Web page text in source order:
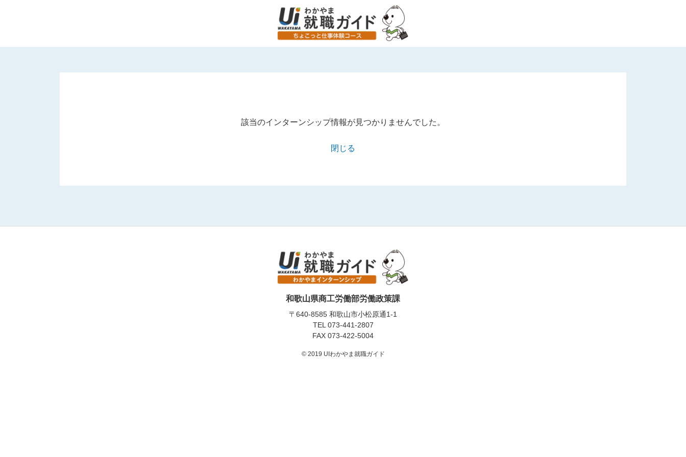
該当のインターンシップ情報が見つかりませんでした。
閉じる
和歌山県商工労働部労働政策課
〒640-8585 和歌山市小松原通1-1
TEL073-441-2807
FAX 073-422-5004
© 2019 UIわかやま就職ガイド